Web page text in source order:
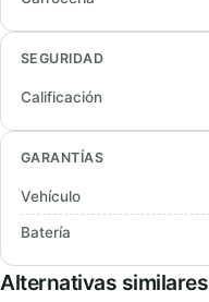
SEGURIDAD
Calificación
GARANTÍAS
Vehículo
Batería
Alternativas similares